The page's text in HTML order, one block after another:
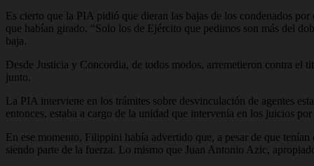
Es cierto que la PIA pidió que dieran las bajas de los condenados
que habían girado. “Solo los de Ejército que pedimos son más del
baja.
Desde Justicia y Concordia, de todos modos, arremetieron contra el
junto.
La PIA interviene en los trámites sobre desvinculación de agentes
entonces, estaba a cargo de la unidad que intervenía en los juicios
En ese momento, Filippini había advertido que, a pesar de que
siendo parte de la fuerza. Lo mismo que Juan Antonio Azic,